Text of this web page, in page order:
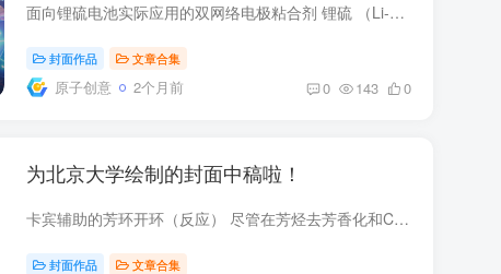
面向锂硫电池实际应用的双网络电极粘合剂 锂硫 （Li-S） 电池因其高能量密度而被广泛认为是最有前途的下一代储能设备之一。然而，在实际应用之前，由 S 基阴极的巨大体积变化和多硫化物穿梭引起...
封面作品 文章合集
原子创意 2个月前 0 143 0
为北京大学绘制的封面中稿啦！
卡宾辅助的芳环开环（反应） 尽管在芳烃去芳香化和C-H官能团化领域已取得显著成就，但由于芳香族化合物固有的高键解离能和强共振稳定能，芳烃开环仍是一项尚未解决的重大挑战，相关研究也较为滞...
封面作品 文章合集